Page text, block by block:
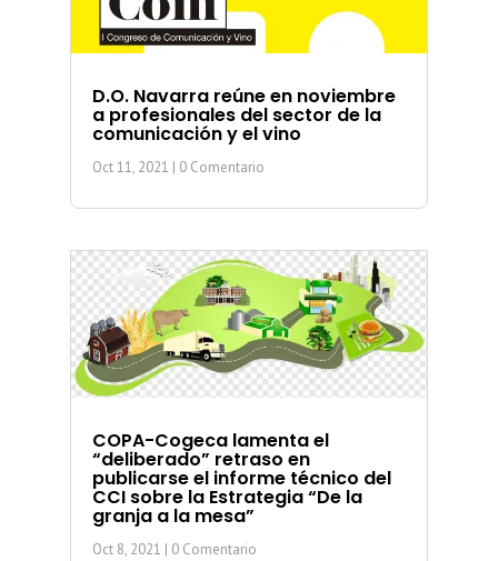
D.O. Navarra reúne en noviembre
a profesionales del sector de la
comunicación y el vino
Oct 11, 2021 | 0 Comentario
COPA-Cogeca lamenta el
“deliberado” retraso en
publicarse el informe técnico del
CCI sobre la Estrategia “De la
granja a la mesa”
Oct 8, 2021 | 0 Comentario